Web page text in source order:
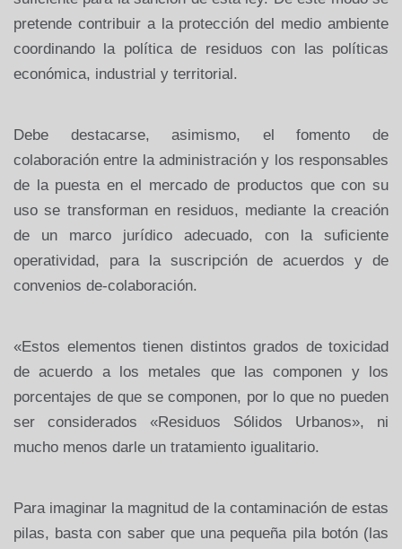
pretende contribuir a la protección del medio ambiente
coordinando la política de residuos con las políticas
económica, industrial y territorial.
Debe destacarse, asimismo, el fomento de
colaboración entre la administración y los responsables
de la puesta en el mercado de productos que con su
uso se transforman en residuos, mediante la creación
de un marco jurídico adecuado, con la suficiente
operatividad, para la suscripción de acuerdos y de
convenios de-colaboración.
«Estos elementos tienen distintos grados de toxicidad
de acuerdo a los metales que las componen y los
porcentajes de que se componen, por lo que no pueden
ser considerados «Residuos Sólidos Urbanos», ni
mucho menos darle un tratamiento igualitario.
Para imaginar la magnitud de la contaminación de estas
pilas, basta con saber que una pequeña pila botón (las